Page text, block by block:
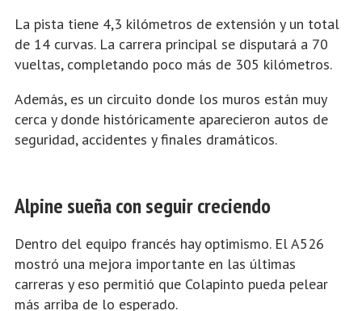
La pista tiene 4,3 kilómetros de extensión y un total
de 14 curvas. La carrera principal se disputará a 70
vueltas, completando poco más de 305 kilómetros.
Además, es un circuito donde los muros están muy
cerca y donde históricamente aparecieron autos de
seguridad, accidentes y finales dramáticos.
Alpine sueña con seguir creciendo
Dentro del equipo francés hay optimismo. El A526
mostró una mejora importante en las últimas
carreras y eso permitió que Colapinto pueda pelear
más arriba de lo esperado.